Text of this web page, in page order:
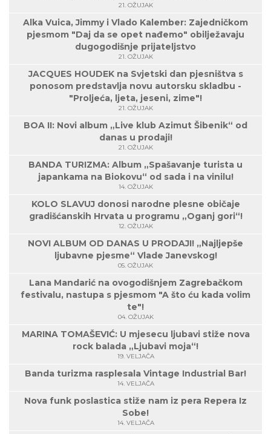
21. OŽUJAK
Alka Vuica, Jimmy i Vlado Kalember: Zajedničkom
pjesmom "Daj da se opet nađemo" obilježavaju
dugogodišnje prijateljstvo
21. OŽUJAK
JACQUES HOUDEK na Svjetski dan pjesništva s
ponosom predstavlja novu autorsku skladbu -
"Proljeća, ljeta, jeseni, zime"!
21. OŽUJAK
BOA II: Novi album „Live klub Azimut Šibenik“ od
danas u prodaji!
21. OŽUJAK
BANDA TURIZMA: Album „Spašavanje turista u
japankama na Biokovu“ od sada i na vinilu!
14. OŽUJAK
KOLO SLAVUJ donosi narodne plesne običaje
gradišćanskih Hrvata u programu „Oganj gori“!
12. OŽUJAK
NOVI ALBUM OD DANAS U PRODAJI! „Najljepše
ljubavne pjesme“ Vlade Janevskog!
05. OŽUJAK
Lana Mandarić na ovogodišnjem Zagrebačkom
festivalu, nastupa s pjesmom "A što ću kada volim
te"!
04. OŽUJAK
MARINA TOMAŠEVIĆ: U mjesecu ljubavi stiže nova
rock balada „Ljubavi moja“!
19. VELJAČA
Banda turizma rasplesala Vintage Industrial Bar!
14. VELJAČA
Nova funk poslastica stiže nam iz pera Repera Iz
Sobe!
14. VELJAČA